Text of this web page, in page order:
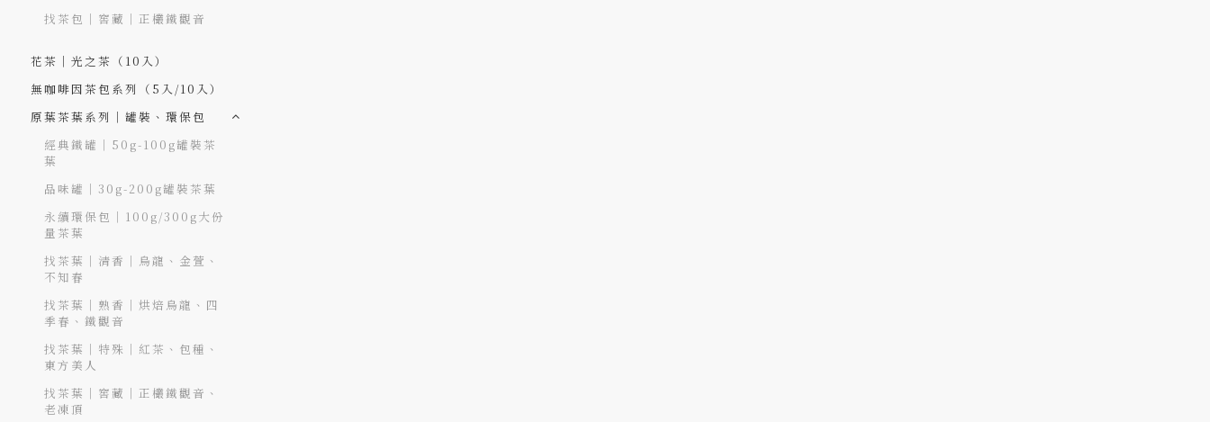
找茶包｜窖藏｜正欉鐵觀音
花茶｜光之茶（10入）
無咖啡因茶包系列（5入/10入）
原葉茶葉系列｜罐裝、環保包
經典鐵罐｜50g-100g罐裝茶
葉
品味罐｜30g-200g罐裝茶葉
永續環保包｜100g/300g大份
量茶葉
找茶葉｜清香｜烏龍、金萱、
不知春
找茶葉｜熟香｜烘焙烏龍、四
季春、鐵觀音
找茶葉｜特殊｜紅茶、包種、
東方美人
找茶葉｜窖藏｜正欉鐵觀音、
老凍頂